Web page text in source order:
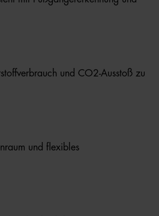
und CO2-Ausstoß zu
und flexibles